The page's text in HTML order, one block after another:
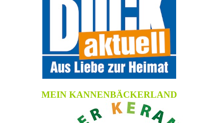
MEIN KANNENBÄCKERLAND